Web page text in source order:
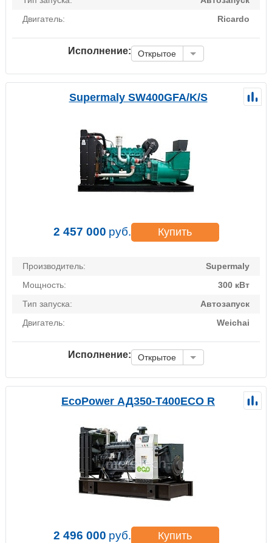
Двигатель:
Ricardo
Исполнение: Открытое
Supermaly SW400GFA/K/S
2 457 000 руб. Купить
Производитель:
Supermaly
Мощность:
300 кВт
Тип запуска:
Автозапуск
Двигатель:
Weichai
Исполнение: Открытое
EcoPower АД350-T400ECO R
2 496 000 руб. Купить